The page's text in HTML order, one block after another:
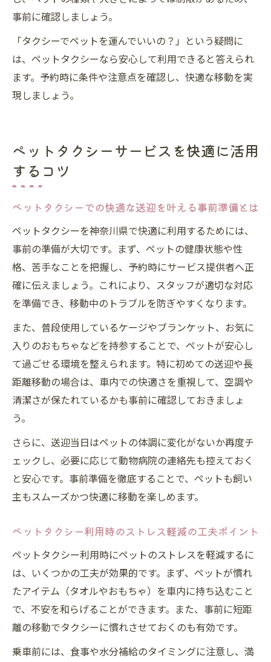
事前に確認しましょう。
「タクシーでペットを運んでいいの？」という疑問に
は、ペットタクシーなら安心して利用できると答えられ
ます。予約時に条件や注意点を確認し、快適な移動を実
現しましょう。
ペットタクシーサービスを快適に活用
するコツ
ペットタクシーでの快適な送迎を叶える事前準備とは
ペットタクシーを神奈川県で快適に利用するためには、
事前の準備が大切です。まず、ペットの健康状態や性
格、苦手なことを把握し、予約時にサービス提供者へ正
確に伝えましょう。これにより、スタッフが適切な対応
を準備でき、移動中のトラブルを防ぎやすくなります。
また、普段使用しているケージやブランケット、お気に
入りのおもちゃなどを持参することで、ペットが安心し
て過ごせる環境を整えられます。特に初めての送迎や長
距離移動の場合は、車内での快適さを重視して、空調や
清潔さが保たれているかも事前に確認しておきましょ
う。
さらに、送迎当日はペットの体調に変化がないか再度チ
ェックし、必要に応じて動物病院の連絡先も控えておく
と安心です。事前準備を徹底することで、ペットも飼い
主もスムーズかつ快適に移動を楽しめます。
ペットタクシー利用時のストレス軽減の工夫ポイント
ペットタクシー利用時にペットのストレスを軽減するに
は、いくつかの工夫が効果的です。まず、ペットが慣れ
たアイテム（タオルやおもちゃ）を車内に持ち込むこと
で、不安を和らげることができます。また、事前に短距
離の移動でタクシーに慣れさせておくのも有効です。
乗車前には、食事や水分補給のタイミングに注意し、満